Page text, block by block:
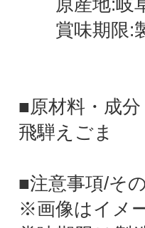
原産地:岐阜
賞味期限:製
■原材料・成分
飛騨えごま
■注意事項/そ
※画像はイメ